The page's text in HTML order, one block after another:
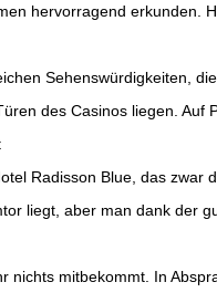
hervorragend erkunden.
Sehenswürdigkeiten,
des Casinos liegen. Auf
Radisson Blue, das zwar
liegt, aber man dank der
nichts mitbekommt. In